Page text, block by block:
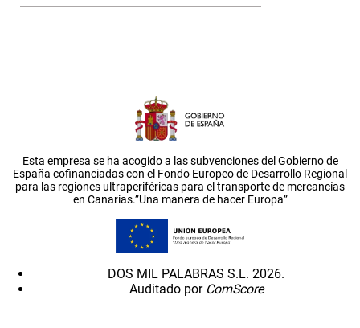
Esta empresa se ha acogido a las subvenciones del Gobierno de
España cofinanciadas con el Fondo Europeo de Desarrollo Regional
para las regiones ultraperiféricas para el transporte de mercancías
en Canarias.”Una manera de hacer Europa”
DOS MIL PALABRAS S.L. 2026.
Auditado por ComScore